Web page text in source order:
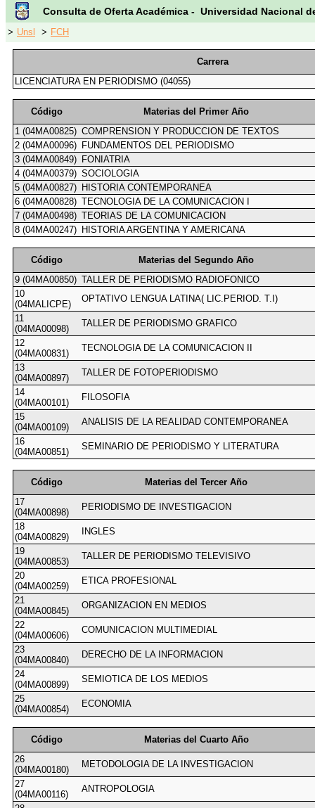
Consulta de Oferta Académica - Universidad Nacional
> Unsl > FCH
Carrera
LICENCIATURA EN PERIODISMO (04055)
Código
Materias del Primer Año
1 (04MA00825) COMPRENSION Y PRODUCCION DE TEXTOS
2 (04MA00096) FUNDAMENTOS DEL PERIODISMO
3 (04MA00849) FONIATRIA
4 (04MA00379) SOCIOLOGIA
5 (04MA00827) HISTORIA CONTEMPORANEA
6 (04MA00828) TECNOLOGIA DE LA COMUNICACION I
7 (04MA00498) TEORIAS DE LA COMUNICACION
8 (04MA00247) HISTORIA ARGENTINA Y AMERICANA
Código
Materias del Segundo Año
9 (04MA00850) TALLER DE PERIODISMO RADIOFONICO
10
(04MALICPE)
OPTATIVO LENGUA LATINA( LIC.PERIOD. T.I)
11
(04MA00098)
TALLER DE PERIODISMO GRAFICO
12
(04MA00831)
TECNOLOGIA DE LA COMUNICACION II
13
(04MA00897)
TALLER DE FOTOPERIODISMO
14
(04MA00101)
FILOSOFIA
15
(04MA00109)
ANALISIS DE LA REALIDAD CONTEMPORANEA
16
(04MA00851)
SEMINARIO DE PERIODISMO Y LITERATURA
Código
Materias del Tercer Año
17
(04MA00898)
PERIODISMO DE INVESTIGACION
18
(04MA00829)
INGLES
19
(04MA00853)
TALLER DE PERIODISMO TELEVISIVO
20
(04MA00259)
ETICA PROFESIONAL
21
(04MA00845)
ORGANIZACION EN MEDIOS
22
(04MA00606)
COMUNICACION MULTIMEDIAL
23
(04MA00840)
DERECHO DE LA INFORMACION
24
(04MA00899)
SEMIOTICA DE LOS MEDIOS
25
(04MA00854)
ECONOMIA
Código
Materias del Cuarto Año
26
(04MA00180)
METODOLOGIA DE LA INVESTIGACION
27
(04MA00116)
ANTROPOLOGIA